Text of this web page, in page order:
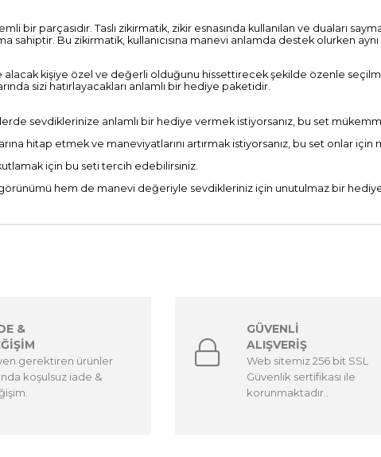
bir parçasıdır. Taslı zikirmatik, zikir esnasında kullanılan ve duaları
sahiptir. Bu zikirmatik, kullanıcısına manevi anlamda destek olurken
alacak kişiye özel ve değerli olduğunu hissettirecek şekilde özenle
sizi hatırlayacakları anlamlı bir hediye paketidir.
sevdiklerinize anlamlı bir hediye vermek istiyorsanız, bu set
hitap etmek ve maneviyatlarını artırmak istiyorsanız, bu set onlar
için bu seti tercih edebilirsiniz.
hem de manevi değeriyle sevdikleriniz için unutulmaz bir
&
gerektiren ürünler
koşulsuz iade &
GÜVENLİ
ALIŞVERİŞ
Web sitemiz 256 bit SSL
Güvenlik sertifikası ile
korunmaktadır..